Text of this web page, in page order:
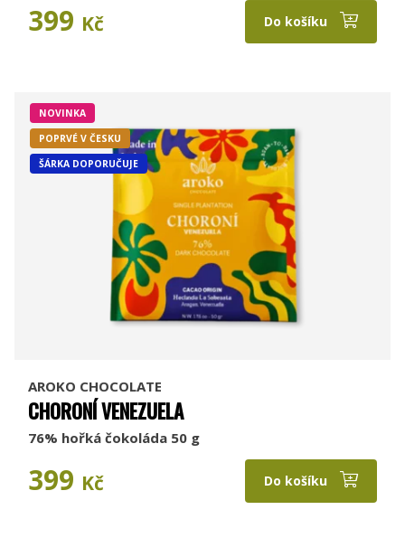
399 Kč Do košíku
NOVINKA
POPRVÉ V ČESKU
ŠÁRKA DOPORUČUJE
AROKO CHOCOLATE
CHORONÍ VENEZUELA
76% hořká čokoláda 50 g
399 Kč Do košíku